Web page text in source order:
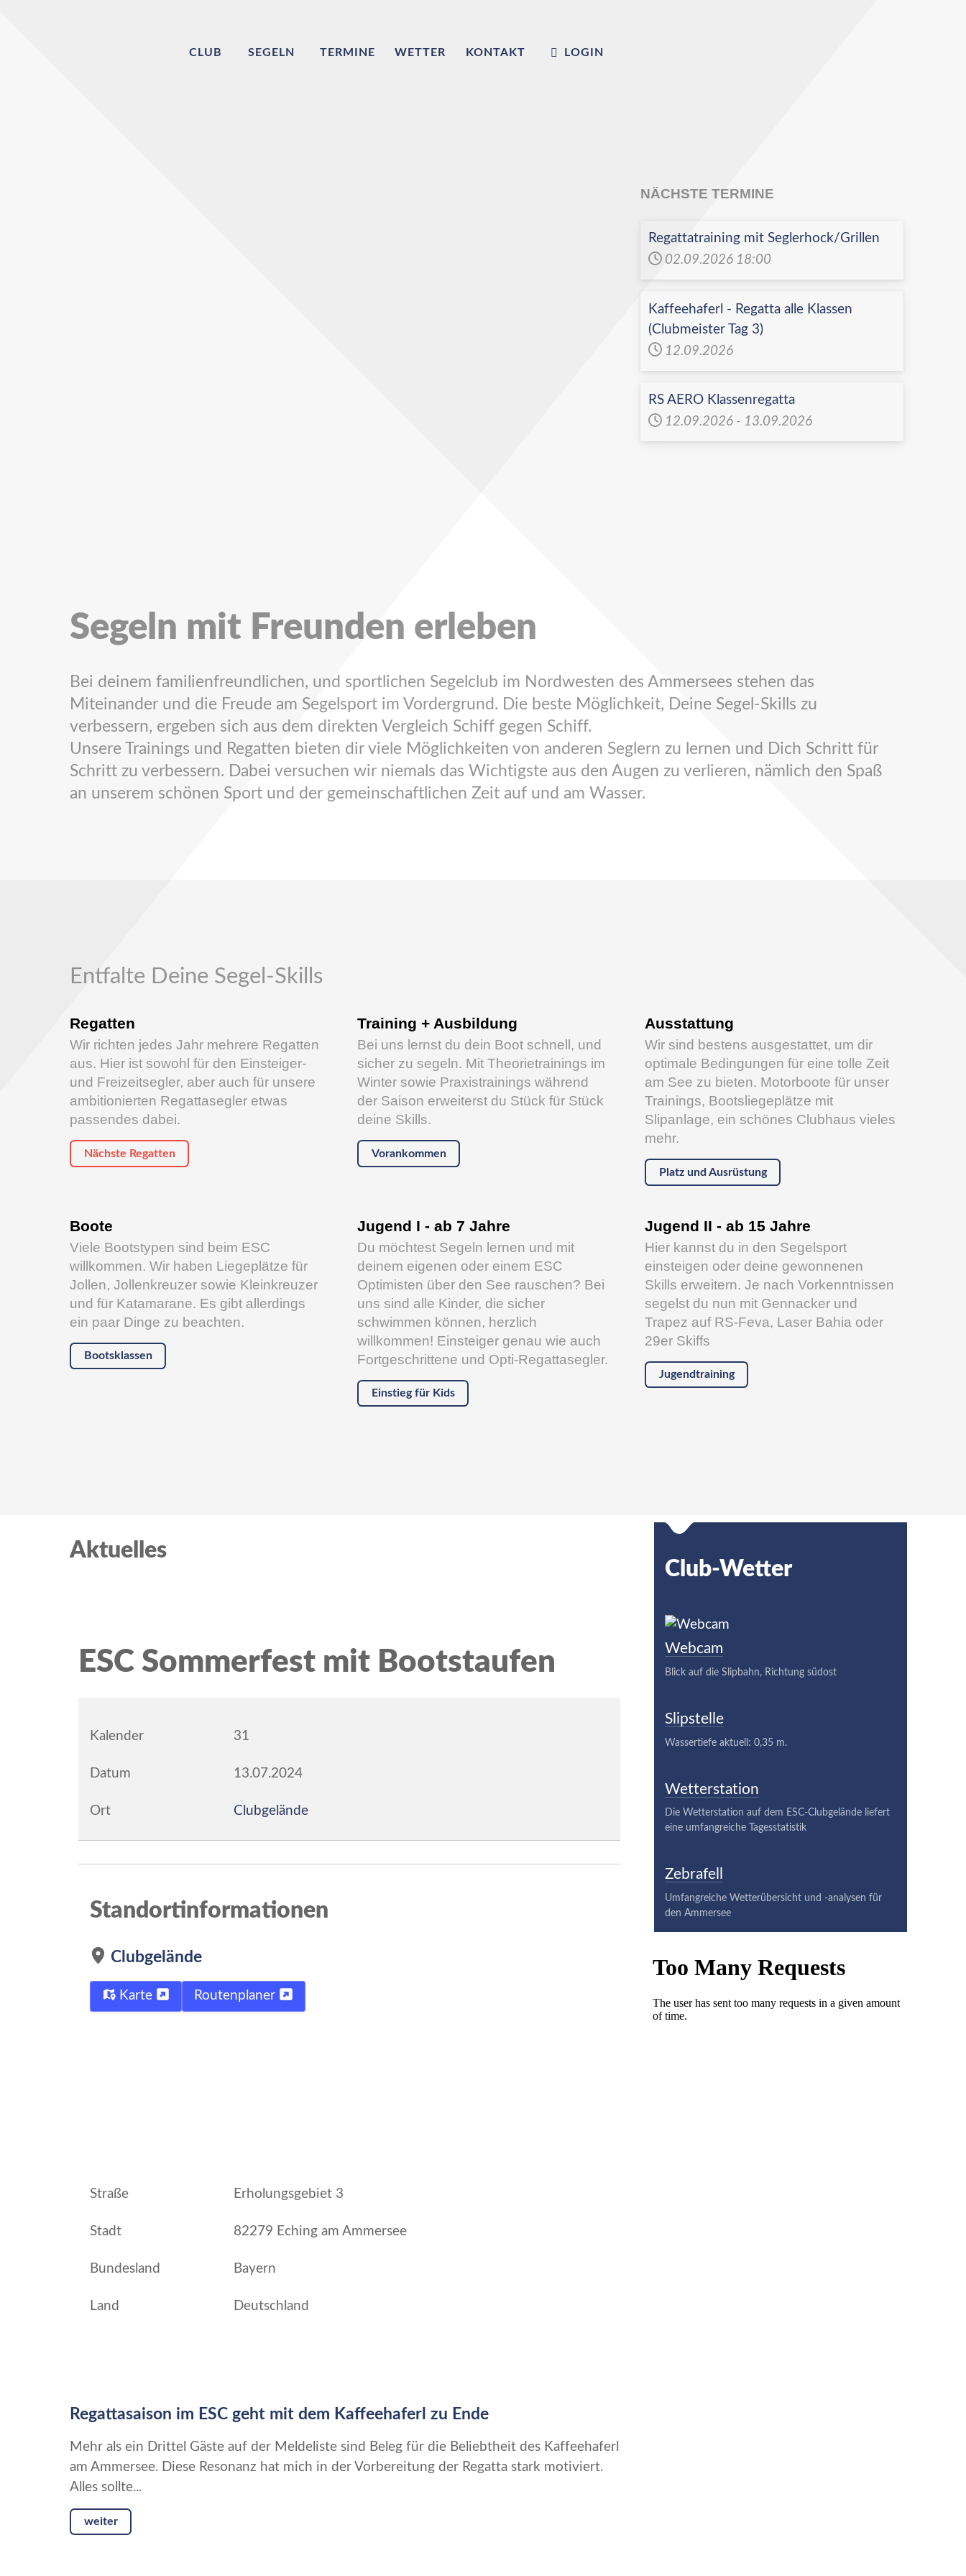
CLUB SEGELN TERMINE WETTER KONTAKT LOGIN
NÄCHSTE TERMINE
Regattatraining mit Seglerhock/Grillen
02.09.2026 18:00
Kaffeehaferl - Regatta alle Klassen
(Clubmeister Tag 3)
12.09.2026
RS AERO Klassenregatta
12.09.2026 - 13.09.2026
Segeln mit Freunden erleben
Bei deinem familienfreundlichen, und sportlichen Segelclub im Nordwesten des Ammersees stehen das
Miteinander und die Freude am Segelsport im Vordergrund. Die beste Möglichkeit, Deine Segel-Skills zu
verbessern, ergeben sich aus dem direkten Vergleich Schiff gegen Schiff.
Unsere Trainings und Regatten bieten dir viele Möglichkeiten von anderen Seglern zu lernen und Dich Schritt für
Schritt zu verbessern. Dabei versuchen wir niemals das Wichtigste aus den Augen zu verlieren, nämlich den Spaß
an unserem schönen Sport und der gemeinschaftlichen Zeit auf und am Wasser.
Entfalte Deine Segel-Skills
Regatten
Wir richten jedes Jahr mehrere Regatten
aus. Hier ist sowohl für den Einsteiger-
und Freizeitsegler, aber auch für unsere
ambitionierten Regattasegler etwas
passendes dabei.
Nächste Regatten
Training + Ausbildung
Bei uns lernst du dein Boot schnell, und
sicher zu segeln. Mit Theorietrainings im
Winter sowie Praxistrainings während
der Saison erweiterst du Stück für Stück
deine Skills.
Vorankommen
Ausstattung
Wir sind bestens ausgestattet, um dir
optimale Bedingungen für eine tolle Zeit
am See zu bieten. Motorboote für unser
Trainings, Bootsliegeplätze mit
Slipanlage, ein schönes Clubhaus vieles
mehr.
Platz und Ausrüstung
Boote
Viele Bootstypen sind beim ESC
willkommen. Wir haben Liegeplätze für
Jollen, Jollenkreuzer sowie Kleinkreuzer
und für Katamarane. Es gibt allerdings
ein paar Dinge zu beachten.
Bootsklassen
Jugend I - ab 7 Jahre
Du möchtest Segeln lernen und mit
deinem eigenen oder einem ESC
Optimisten über den See rauschen? Bei
uns sind alle Kinder, die sicher
schwimmen können, herzlich
willkommen! Einsteiger genau wie auch
Fortgeschrittene und Opti-Regattasegler.
Einstieg für Kids
Jugend II - ab 15 Jahre
Hier kannst du in den Segelsport
einsteigen oder deine gewonnenen
Skills erweitern. Je nach Vorkenntnissen
segelst du nun mit Gennacker und
Trapez auf RS-Feva, Laser Bahia oder
29er Skiffs
Jugendtraining
Aktuelles
ESC Sommerfest mit Bootstaufen
Kalender 31
Datum 13.07.2024
Ort Clubgelände
Standortinformationen
Clubgelände
Karte Routenplaner
Straße Erholungsgebiet 3
Stadt 82279 Eching am Ammersee
Bundesland Bayern
Land Deutschland
Regattasaison im ESC geht mit dem Kaffeehaferl zu Ende
Mehr als ein Drittel Gäste auf der Meldeliste sind Beleg für die Beliebtheit des Kaffeehaferl
am Ammersee. Diese Resonanz hat mich in der Vorbereitung der Regatta stark motiviert.
Alles sollte...
weiter
Club-Wetter
Webcam
Blick auf die Slipbahn, Richtung südost
Slipstelle
Wassertiefe aktuell: 0,35 m.
Wetterstation
Die Wetterstation auf dem ESC-Clubgelände liefert
eine umfangreiche Tagesstatistik
Zebrafell
Umfangreiche Wetterübersicht und -analysen für
den Ammersee